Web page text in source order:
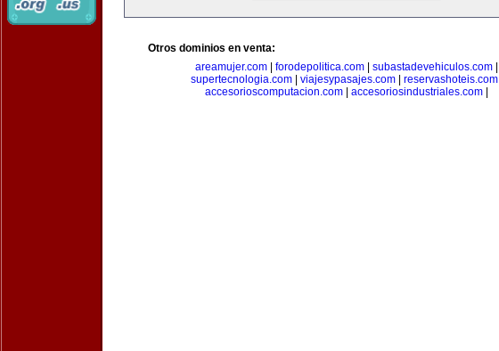
Otros dominios en venta:
areamujer.com
forodepolitica.com subastadevehiculos.com
supertecnologia.com| viajesypasajes.com| reservashoteis.com|
accesorioscomputacion.com
accesoriosindustriales.com